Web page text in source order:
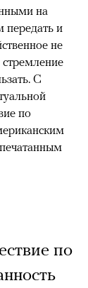
на
передать и
не
С
по
по